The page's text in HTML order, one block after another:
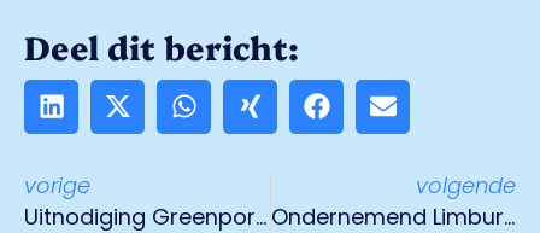
Deel dit bericht:
vorige
Uitnodiging Greenport netwerkontbijt
volgende
Ondernemend Limburg: ‘Stop het doemdenken, we staan er sterk voor!’